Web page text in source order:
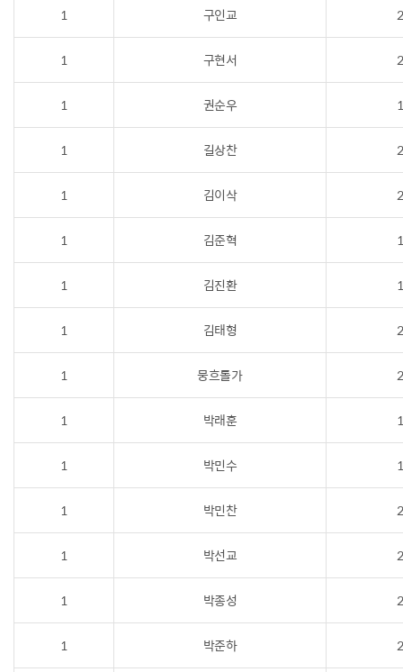
1 구인교
1 구현서
1 권순우
1 길상찬
1 김이삭
1 김준혁
1 김진환
1 김태형
1 뭉흐톨가
1 박래훈
1 박민수
1 박민찬
1 박선교
1 박종성
1 박준하